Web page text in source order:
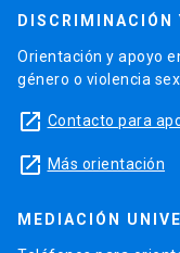
DISCRIMINACIÓN
Orientación y apoyo
género o violencia
launch Contacto para
launch Más orientación
MEDIACIÓN